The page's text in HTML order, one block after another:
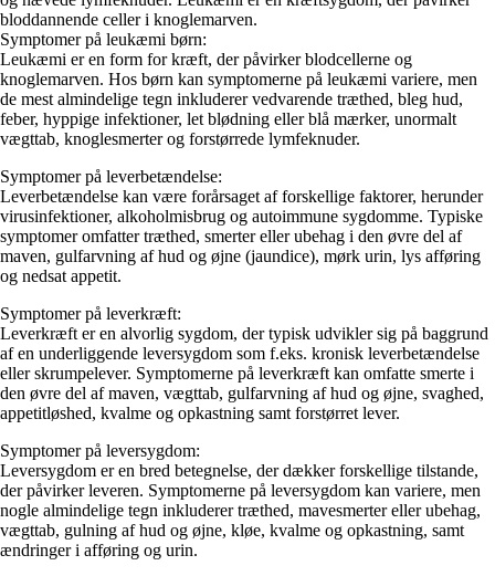
bloddannende celler i knoglemarven.
Symptomer på leukæmi børn:
Leukæmi er en form for kræft, der påvirker blodcellerne og
knoglemarven. Hos børn kan symptomerne på leukæmi variere, men
de mest almindelige tegn inkluderer vedvarende træthed, bleg hud,
feber, hyppige infektioner, let blødning eller blå mærker, unormalt
vægttab, knoglesmerter og forstørrede lymfeknuder.
Symptomer på leverbetændelse:
Leverbetændelse kan være forårsaget af forskellige faktorer, herunder
virusinfektioner, alkoholmisbrug og autoimmune sygdomme. Typiske
symptomer omfatter træthed, smerter eller ubehag i den øvre del af
maven, gulfarvning af hud og øjne (jaundice), mørk urin, lys afføring
og nedsat appetit.
Symptomer på leverkræft:
Leverkræft er en alvorlig sygdom, der typisk udvikler sig på baggrund
af en underliggende leversygdom som f.eks. kronisk leverbetændelse
eller skrumpelever. Symptomerne på leverkræft kan omfatte smerte i
den øvre del af maven, vægttab, gulfarvning af hud og øjne, svaghed,
appetitløshed, kvalme og opkastning samt forstørret lever.
Symptomer på leversygdom:
Leversygdom er en bred betegnelse, der dækker forskellige tilstande,
der påvirker leveren. Symptomerne på leversygdom kan variere, men
nogle almindelige tegn inkluderer træthed, mavesmerter eller ubehag,
vægttab, gulning af hud og øjne, kløe, kvalme og opkastning, samt
ændringer i afføring og urin.